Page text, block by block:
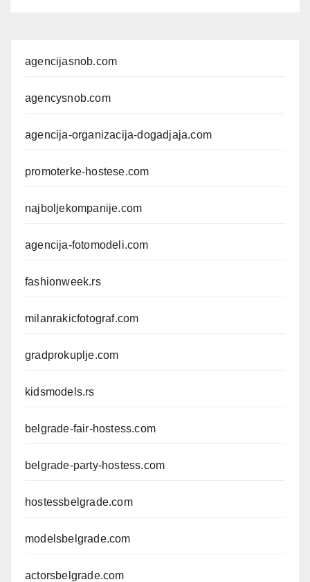
agencijasnob.com
agencysnob.com
agencija-organizacija-dogadjaja.com
promoterke-hostese.com
najboljekompanije.com
agencija-fotomodeli.com
fashionweek.rs
milanrakicfotograf.com
gradprokuplje.com
kidsmodels.rs
belgrade-fair-hostess.com
belgrade-party-hostess.com
hostessbelgrade.com
modelsbelgrade.com
actorsbelgrade.com